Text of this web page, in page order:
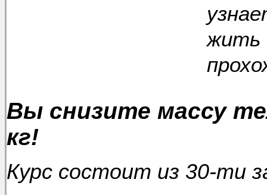
жить
Вы снизите массу
кг!
Курс состоит из 30-ти